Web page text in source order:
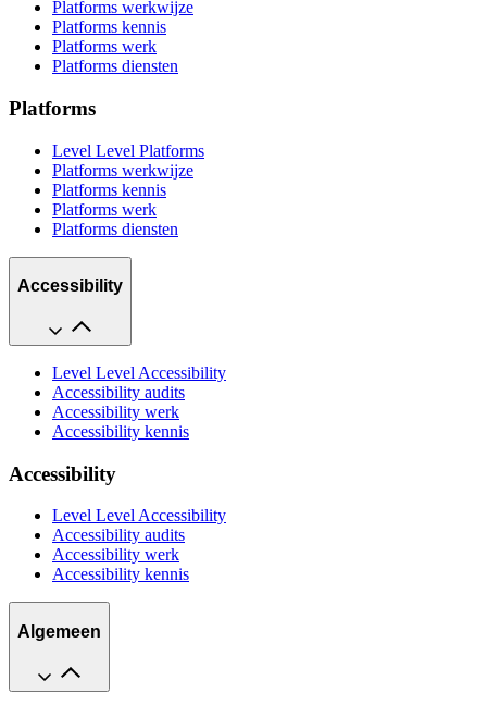
Platforms werkwijze
Platforms kennis
Platforms werk
Platforms diensten
Platforms
Level Level Platforms
Platforms werkwijze
Platforms kennis
Platforms werk
Platforms diensten
Accessibility
Level Level Accessibility
Accessibility audits
Accessibility werk
Accessibility kennis
Accessibility
Level Level Accessibility
Accessibility audits
Accessibility werk
Accessibility kennis
Algemeen